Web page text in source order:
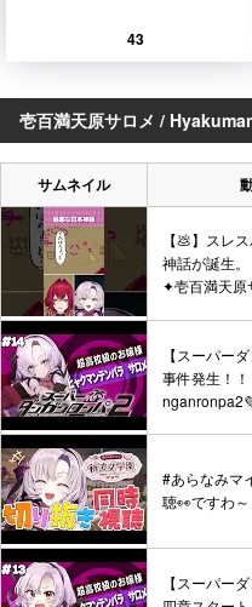
43
壱百満天原サロメ /
サムネイル
【💩】スレ
神話が誕生
✦壱百満天原
【スーパー
事件発生！
#あらなみマ
聴👀ですわ
【スーパー